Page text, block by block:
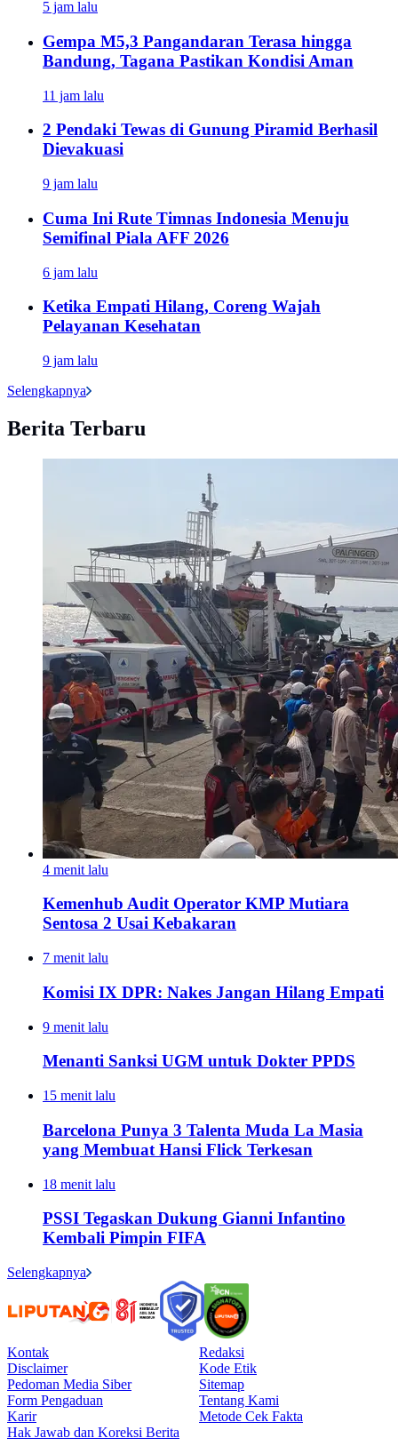
5 jam lalu
Gempa M5,3 Pangandaran Terasa hingga
Bandung, Tagana Pastikan Kondisi Aman
11 jam lalu
2 Pendaki Tewas di Gunung Piramid Berhasil
Dievakuasi
9 jam lalu
Cuma Ini Rute Timnas Indonesia Menuju
Semifinal Piala AFF 2026
6 jam lalu
Ketika Empati Hilang, Coreng Wajah
Pelayanan Kesehatan
9 jam lalu
Selengkapnya
Berita Terbaru
4 menit lalu
Kemenhub Audit Operator KMP Mutiara
Sentosa 2 Usai Kebakaran
7 menit lalu
Komisi IX DPR: Nakes Jangan Hilang Empati
9 menit lalu
Menanti Sanksi UGM untuk Dokter PPDS
15 menit lalu
Barcelona Punya 3 Talenta Muda La Masia
yang Membuat Hansi Flick Terkesan
18 menit lalu
PSSI Tegaskan Dukung Gianni Infantino
Kembali Pimpin FIFA
Selengkapnya
Kontak
Redaksi
Disclaimer
Kode Etik
Pedoman Media Siber
Sitemap
Form Pengaduan
Tentang Kami
Karir
Metode Cek Fakta
Hak Jawab dan Koreksi Berita